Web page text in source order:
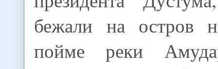
бежали на остров
пойме реки